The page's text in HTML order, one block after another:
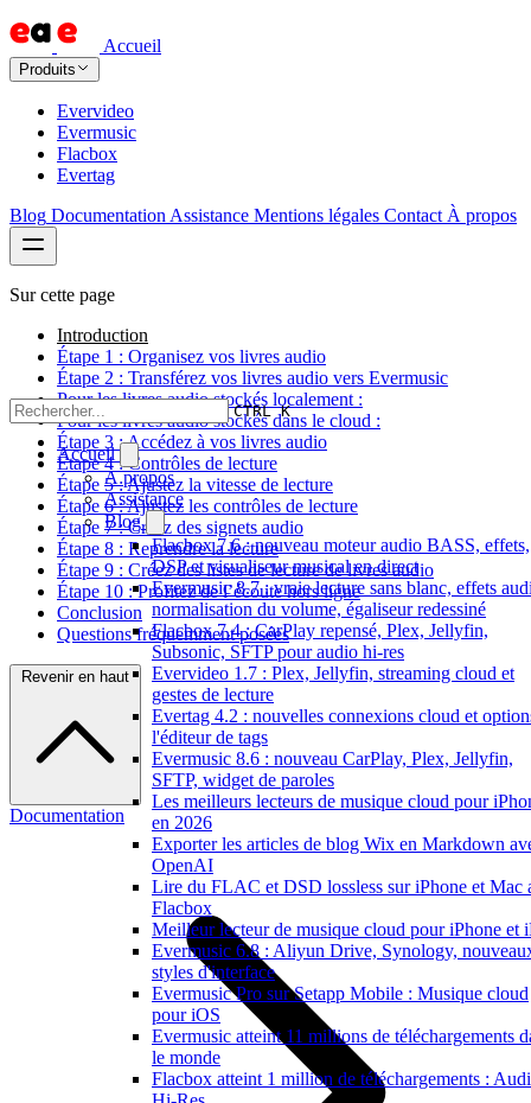
Accueil
Produits
Evervideo
Evermusic
Flacbox
Evertag
Blog Documentation Assistance Mentions légales Contact À propos
CTRL K
Accueil
À propos
Assistance
Blog
Flacbox 7.6 : nouveau moteur audio BASS, effets,
DSP et visualiseur musical en direct
Evermusic 8.7 : vraie lecture sans blanc, effets
normalisation du volume, égaliseur redessiné
Flacbox 7.4 : CarPlay repensé, Plex, Jellyfin,
Subsonic, SFTP pour audio hi-res
Evervideo 1.7 : Plex, Jellyfin, streaming cloud et
gestes de lecture
Evertag 4.2 : nouvelles connexions cloud et
l'éditeur de tags
Evermusic 8.6 : nouveau CarPlay, Plex, Jellyfin,
SFTP, widget de paroles
Les meilleurs lecteurs de musique cloud pour
en 2026
Exporter les articles de blog Wix en Markdown
OpenAI
Lire du FLAC et DSD lossless sur iPhone et Mac
Flacbox
Meilleur lecteur de musique cloud pour iPhone et
Evermusic 6.8 : Aliyun Drive, Synology,
styles d'interface
Evermusic Pro sur Setapp Mobile : Musique cloud
pour iOS
Evermusic atteint 11 millions de téléchargements
le monde
Flacbox atteint 1 million de téléchargements :
Sur cette page
Introduction
Étape 1 : Organisez vos livres audio
Étape 2 : Transférez vos livres audio vers Evermusic
Pour les livres audio stockés localement :
Pour les livres audio stockés dans le cloud :
Étape 3 : Accédez à vos livres audio
Étape 4 : Contrôles de lecture
Étape 5 : Ajustez la vitesse de lecture
Étape 6 : Ajustez les contrôles de lecture
Étape 7 : Créez des signets audio
Étape 8 : Reprendre la lecture
Étape 9 : Créez des listes de lecture de livres audio
Étape 10 : Profitez de l’écoute hors ligne
Conclusion
Questions fréquemment posées
Revenir en haut
Documentation